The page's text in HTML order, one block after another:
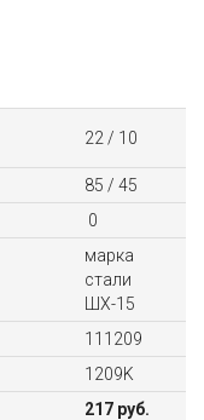
22 / 10
85 / 45
0
марка
стали
ШХ-15
111209
1209K
217 руб.